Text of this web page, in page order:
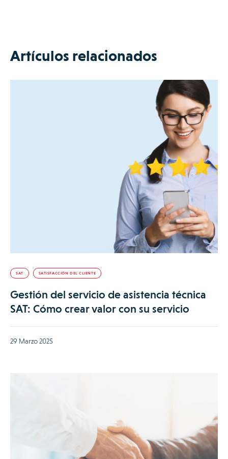
Artículos relacionados
SAT SATISFACCIÓN DEL CLIENTE
Gestión del servicio de asistencia técnica
SAT: Cómo crear valor con su servicio
29 Marzo 2025